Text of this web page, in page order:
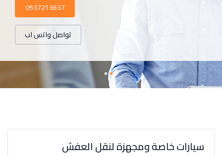
0537213637
تواصل واتس اب
سيارات خاصة ومجهزة لنقل العفش